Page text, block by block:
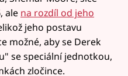
ale na rozdíl od jeho
jeho postavu
možné, aby se Derek
se speciální jednotkou,
zločince.